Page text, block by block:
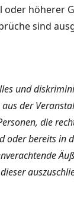
oder höherer
sind
und
der
die
oder bereits